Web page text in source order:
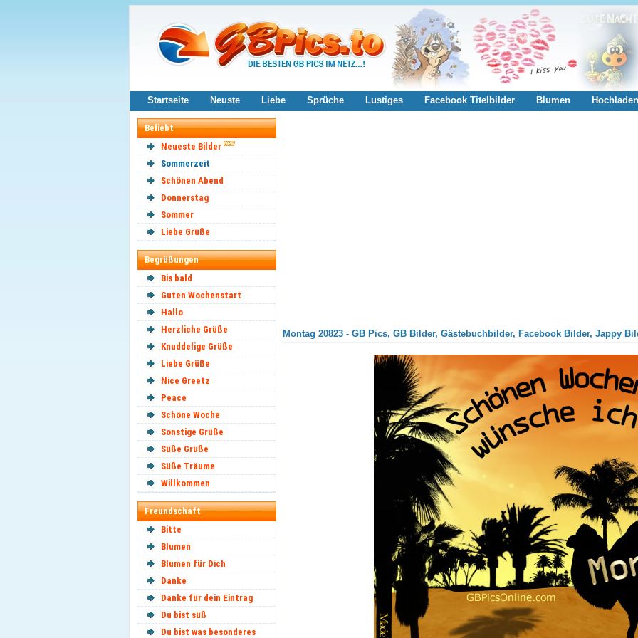
Startseite Neuste Liebe Sprüche Lustiges Facebook Titelbilder Blumen Hochladen
Beliebt
Neueste Bilder
Sommerzeit
Schönen Abend
Donnerstag
Sommer
Liebe Grüße
Begrüßungen
Bis bald
Guten Wochenstart
Hallo
Herzliche Grüße
Knuddelige Grüße
Liebe Grüße
Nice Greetz
Peace
Schöne Woche
Sonstige Grüße
Süße Grüße
Süße Träume
Willkommen
Freundschaft
Bitte
Blumen
Blumen für Dich
Danke
Danke für dein Eintrag
Du bist süß
Du bist was besonderes
Montag 20823 - GB Pics, GB Bilder, Gästebuchbilder, Facebook Bilder, Jappy